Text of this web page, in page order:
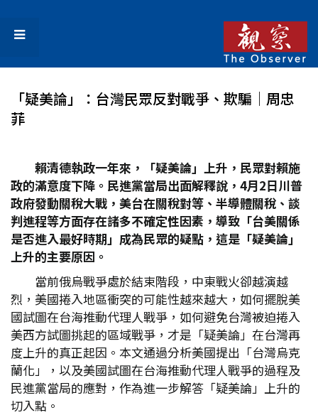
「疑美論」：台灣民眾反對戰爭、欺騙│周忠
菲
賴清德執政一年來，「疑美論」上升，民眾對賴施
政的滿意度下降。民進黨當局出面解釋說，4月2日川普
政府發動關稅大戰，美台在關稅對等、半導體關稅、談
判進程等方面存在諸多不確定性因素，導致「台美關係
是否進入最好時期」成為民眾的疑點，這是「疑美論」
上升的主要原因。
當前俄烏戰爭處於結束階段，中東戰火卻越演越
烈，美國捲入地區衝突的可能性越來越大，如何擺脫美
國試圖在台海推動代理人戰爭，如何避免台灣被迫捲入
美西方試圖挑起的區域戰爭，才是「疑美論」在台灣再
度上升的真正起因。本文通過分析美國提出「台灣烏克
蘭化」，以及美國試圖在台海推動代理人戰爭的過程及
民進黨當局的應對，作為進一步解答「疑美論」上升的
切入點。